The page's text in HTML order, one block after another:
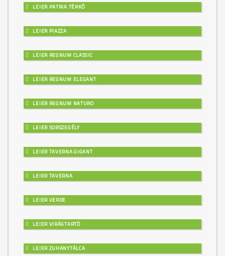
LEIER PATRIA TÉRKŐ
LEIER PIAZZA
LEIER REGNUM CLASSIC
LEIER REGNUM ELEGANT
LEIER REGNUM NATURO
LEIER SORSZEGÉLY
LEIER TAVERNA GIGANT
LEIER TAVERNA
LEIER VERDE
LEIER VIRÁGTARTÓ
LEIER ZUHANYTÁLCA